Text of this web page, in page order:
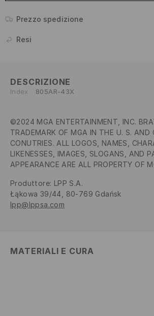
Prezzo spedizione
Resi
DESCRIZIONE
Index 805AR-43X
©2024 MGA ENTERTAINMENT, INC.
TRADEMARK OF MGA IN THE U. S. AND
CONUTRIES. ALL LOGOS, NAMES,
LIKENESSES, IMAGES, SLOGANS, AND
APPEARANCE ARE ALL PROPERTY OF
Produttore: LPP S.A.
Łąkowa 39/44, 80-769 Gdańsk
lpp@lppsa.com
MATERIALI E CURA